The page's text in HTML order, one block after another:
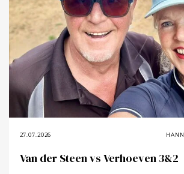
27.07.2026
Van der Steen vs Verhoeven 3&2